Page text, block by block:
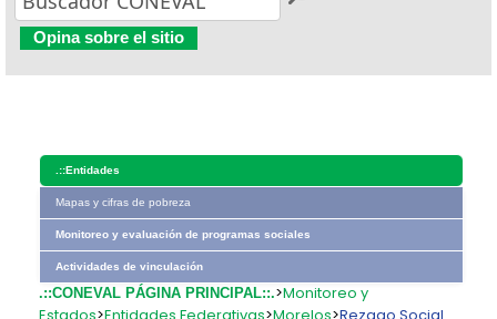
Opina sobre el sitio
.::Entidades
Mapas y cifras de pobreza
Monitoreo y evaluación de programas sociales
Actividades de vinculación
.::CONEVAL PÁGINA PRINCIPAL::.>Monitoreo y